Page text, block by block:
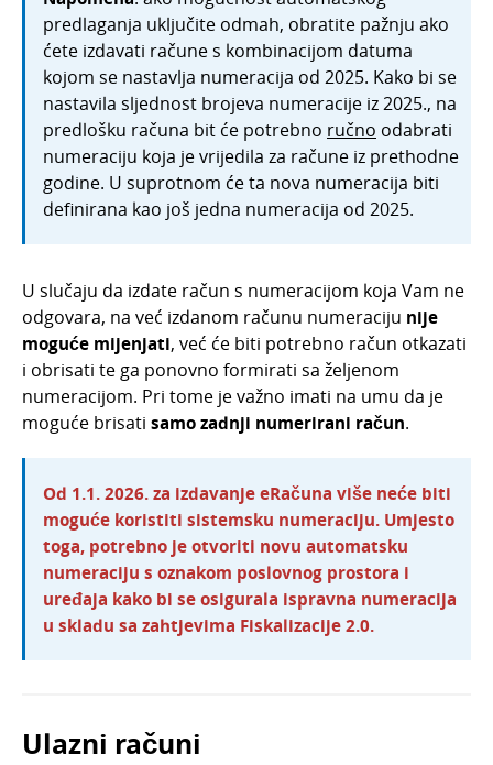
predlaganja uključite odmah, obratite pažnju ako
ćete izdavati račune s kombinacijom datuma
kojom se nastavlja numeracija od 2025. Kako bi se
nastavila sljednost brojeva numeracije iz 2025., na
predlošku računa bit će potrebno ručno odabrati
numeraciju koja je vrijedila za račune iz prethodne
godine. U suprotnom će ta nova numeracija biti
definirana kao još jedna numeracija od 2025.
U slučaju da izdate račun s numeracijom koja Vam ne
odgovara, na već izdanom računu numeraciju nije
moguće mijenjati, već će biti potrebno račun otkazati
i obrisati te ga ponovno formirati sa željenom
numeracijom. Pri tome je važno imati na umu da je
moguće brisati samo zadnji numerirani račun.
Od 1.1. 2026. za izdavanje eRačuna više neće biti
moguće koristiti sistemsku numeraciju. Umjesto
toga, potrebno je otvoriti novu automatsku
numeraciju s oznakom poslovnog prostora i
uređaja kako bi se osigurala ispravna numeracija
u skladu sa zahtjevima Fiskalizacije 2.0.
Ulazni računi